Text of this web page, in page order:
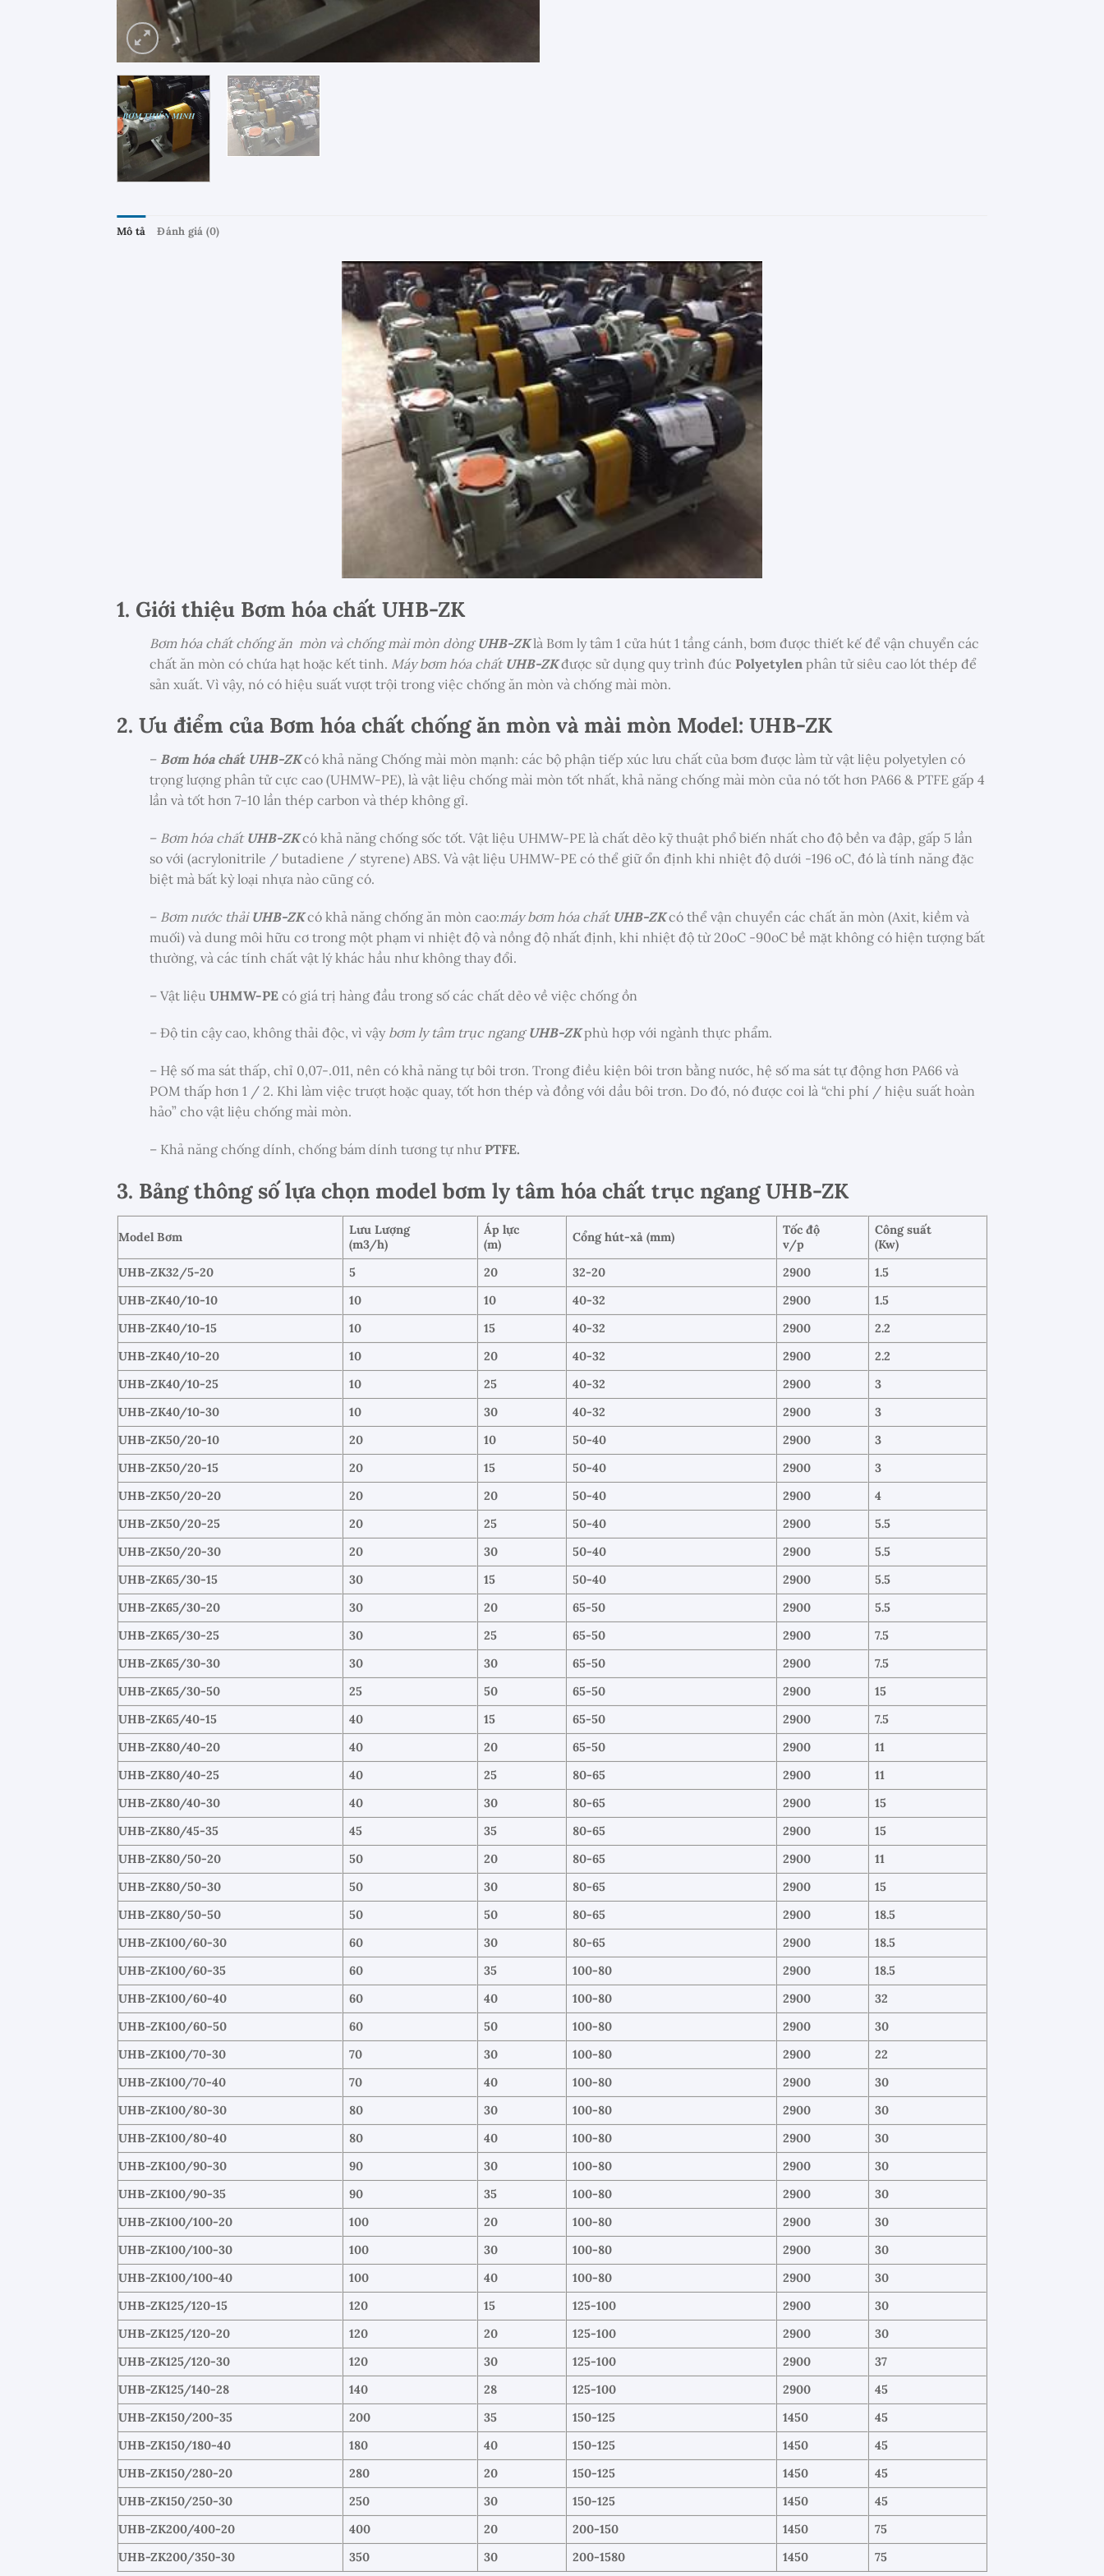
Mô tả Đánh giá (0)
1. Giới thiệu Bơm hóa chất UHB-ZK
Bơm hóa chất chống ăn mòn và chống mài mòn dòng UHB-ZKlà Bơm ly tâm 1 cửa hút 1 tầng cánh, bơm được thiết kế để vận chuyển các
chất ăn mòn có chứa hạt hoặc kết tinh. Máy bơm hóa chất UHB-ZK được sử dụng quy trình đúc Polyetylen phân tử siêu cao lót thép để
sản xuất. Vì vậy, nó có hiệu suất vượt trội trong việc chống ăn mòn và chống mài mòn.
2. Ưu điểm của Bơm hóa chất chống ăn mòn và mài mòn Model: UHB-ZK
– Bơm hóa chất UHB-ZK có khả năng Chống mài mòn mạnh: các bộ phận tiếp xúc lưu chất của bơm được làm từ vật liệu polyetylen có
trọng lượng phân tử cực cao (UHMW-PE), là vật liệu chống mài mòn tốt nhất, khả năng chống mài mòn của nó tốt hơn PA66 & PTFE gấp 4
lần và tốt hơn 7-10 lần thép carbon và thép không gỉ.
– Bơm hóa chất UHB-ZKcó khả năng chống sốc tốt. Vật liệu UHMW-PE là chất dẻo kỹ thuật phổ biến nhất cho độ bền va đập, gấp 5 lần
so với (acrylonitrile / butadiene / styrene) ABS. Và vật liệu UHMW-PE có thể giữ ổn định khi nhiệt độ dưới -196 oC, đó là tính năng đặc
biệt mà bất kỳ loại nhựa nào cũng có.
– Bơm nước thải UHB-ZK có khả năng chống ăn mòn cao:máy bơm hóa chất UHB-ZK có thể vận chuyển các chất ăn mòn (Axit, kiềm và
muối) và dung môi hữu cơ trong một phạm vi nhiệt độ và nồng độ nhất định, khi nhiệt độ từ 20oC -90oC bề mặt không có hiện tượng bất
thường, và các tính chất vật lý khác hầu như không thay đổi.
– Vật liệu UHMW-PE có giá trị hàng đầu trong số các chất dẻo về việc chống ồn
– Độ tin cậy cao, không thải độc, vì vậy bơm ly tâm trục ngang UHB-ZK phù hợp với ngành thực phẩm.
– Hệ số ma sát thấp, chỉ 0,07-.011, nên có khả năng tự bôi trơn. Trong điều kiện bôi trơn bằng nước, hệ số ma sát tự động hơn PA66 và
POM thấp hơn 1 / 2. Khi làm việc trượt hoặc quay, tốt hơn thép và đồng với dầu bôi trơn. Do đó, nó được coi là “chi phí / hiệu suất hoàn
hảo” cho vật liệu chống mài mòn.
– Khả năng chống dính, chống bám dính tương tự như PTFE.
3. Bảng thông số lựa chọn model bơm ly tâm hóa chất trục ngang UHB-ZK
Model Bơm
Lưu Lượng
(m3/h)
Áp lực
(m)
Cổng hút-xả (mm)
Tốc độ
v/p
Công suất
(Kw)
UHB-ZK32/5-20
5 20 32-20 2900
1.5
UHB-ZK40/10-10
10 10 40-32 2900
1.5
UHB-ZK40/10-15
10 15 40-32 2900
2.2
UHB-ZK40/10-20
10 20 40-32 2900
2.2
UHB-ZK40/10-25
10 25 40-32 2900
3
UHB-ZK40/10-30
10 30 40-32 2900
3
UHB-ZK50/20-10
20 10 50-40 2900
3
UHB-ZK50/20-15
20 15 50-40 2900
3
UHB-ZK50/20-20
20 20 50-40 2900
4
UHB-ZK50/20-25
20 25 50-40 2900
5.5
UHB-ZK50/20-30
20 30 50-40 2900
5.5
UHB-ZK65/30-15
30 15 50-40 2900
5.5
UHB-ZK65/30-20
30 20 65-50 2900
5.5
UHB-ZK65/30-25
30 25 65-50 2900
7.5
UHB-ZK65/30-30
30 30 65-50 2900
7.5
UHB-ZK65/30-50
25 50 65-50 2900
15
UHB-ZK65/40-15
40 15 65-50 2900
7.5
UHB-ZK80/40-20
40 20 65-50 2900
11
UHB-ZK80/40-25
40 25 80-65 2900
11
UHB-ZK80/40-30
40 30 80-65 2900
15
UHB-ZK80/45-35
45 35 80-65 2900
15
UHB-ZK80/50-20
50 20 80-65 2900
11
UHB-ZK80/50-30
50 30 80-65 2900
15
UHB-ZK80/50-50
50 50 80-65 2900
18.5
UHB-ZK100/60-30
60 30 80-65 2900
18.5
UHB-ZK100/60-35
60 35 100-80 2900
18.5
UHB-ZK100/60-40
60 40 100-80 2900
32
UHB-ZK100/60-50
60 50 100-80 2900
30
UHB-ZK100/70-30
70 30 100-80 2900
22
UHB-ZK100/70-40
70 40 100-80 2900
30
UHB-ZK100/80-30
80 30 100-80 2900
30
UHB-ZK100/80-40
80 40 100-80 2900
30
UHB-ZK100/90-30
90 30 100-80 2900
30
UHB-ZK100/90-35
90 35 100-80 2900
30
UHB-ZK100/100-20
100 20 100-80 2900
30
UHB-ZK100/100-30
100 30 100-80 2900
30
UHB-ZK100/100-40
100 40 100-80 2900
30
UHB-ZK125/120-15
120 15 125-100 2900
30
UHB-ZK125/120-20
120 20 125-100 2900
30
UHB-ZK125/120-30
120 30 125-100 2900
37
UHB-ZK125/140-28
140 28 125-100 2900
45
UHB-ZK150/200-35
200 35 150-125 1450
45
UHB-ZK150/180-40
180 40 150-125 1450
45
UHB-ZK150/280-20
280 20 150-125 1450
45
UHB-ZK150/250-30
250 30 150-125 1450
45
UHB-ZK200/400-20
400 20 200-150 1450
75
UHB-ZK200/350-30
350 30 200-1580 1450 75